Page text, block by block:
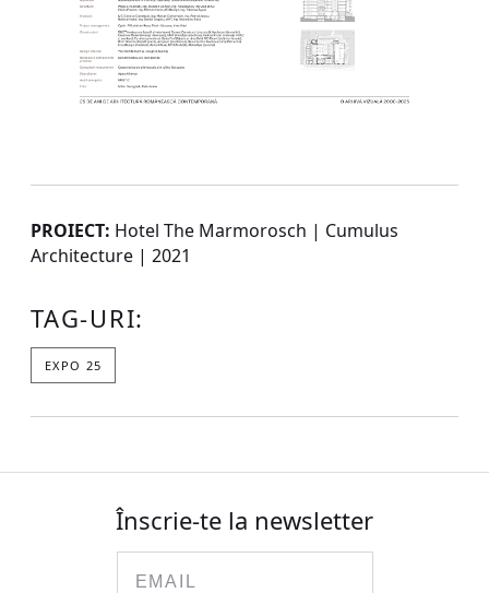
PROIECT: Hotel The Marmorosch | Cumulus
Architecture | 2021
TAG-URI:
EXPO 25
Înscrie-te la newsletter